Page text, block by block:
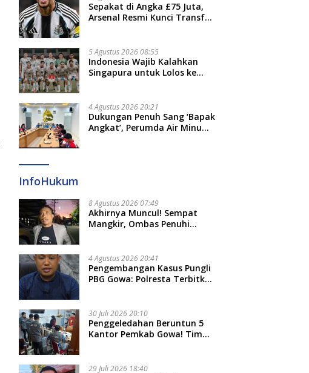
Sepakat di Angka £75 Juta,
Arsenal Resmi Kunci Transfer
5 Agustus 2026 08:55
Indonesia Wajib Kalahkan
Singapura untuk Lolos ke
4 Agustus 2026 20:21
Dukungan Penuh Sang ‘Bapak
Angkat’, Perumda Air Minum
InfoHukum
8 Agustus 2026 07:49
Akhirnya Muncul! Sempat
Mangkir, Ombas Penuhi
Pertanyaan
4 Agustus 2026 20:41
Pengembangan Kasus Pungli
PBG Gowa: Polresta Terbitkan
30 Juli 2026 20:10
Penggeledahan Beruntun 5
Kantor Pemkab Gowa! Tim
Rp16 Miliar
29 Juli 2026 18:40